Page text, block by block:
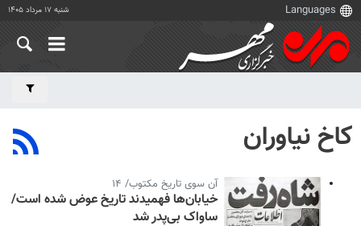
شنبه ۱۷ مرداد ۱۴۰۵
کاخ نیاوران
آن سوی تاریخ مکتوب/ ۱۴
خیابان‌ها فهمیدند تاریخ عوض شده است/
ساواک بی‌پدر شد